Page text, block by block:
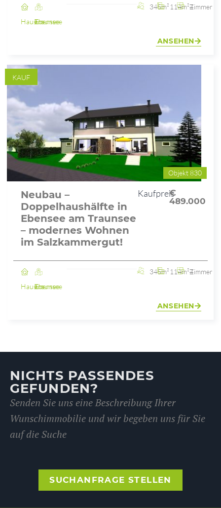
HausEbensee am Traunsee
345m² 114m²4 Zimmer
ANSEHEN
KAUF
Objekt 830
Neubau –
Doppelhaushälfte in
Ebensee am Traunsee
– modernes Wohnen
im Salzkammergut!
Kaufpreis
€
489.000
HausEbensee am Traunsee
345m² 114m²4 Zimmer
ANSEHEN
NICHTS PASSENDES
GEFUNDEN?
Senden Sie uns eine Beschreibung Ihrer
Wunschimmobilie und wir begeben uns für Sie
auf die Suche
SUCHANFRAGE STELLEN